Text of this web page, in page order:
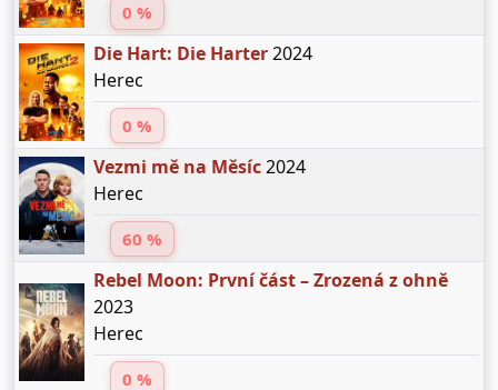
0 %
Die Hart: Die Harter2024
Herec
0 %
Vezmi mě na Měsíc2024
Herec
60 %
Rebel Moon: První část – Zrozená z ohně
2023
Herec
0 %